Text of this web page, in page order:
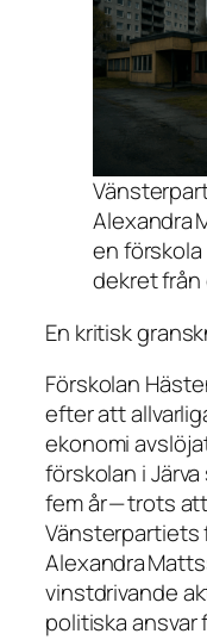
Alexandra
en förskola
dekret
En kritisk
Förskolan
efter att
ekonomi
förskolan i
fem år — trots
Vänsterpartiets
Alexandra
vinstdrivande
politiska ansvar